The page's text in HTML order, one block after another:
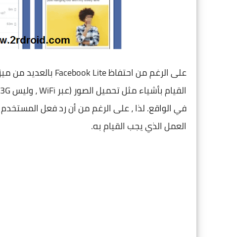
العمل الذي يجب القيام به.